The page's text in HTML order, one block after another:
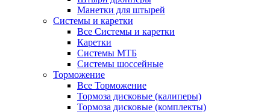
Манетки для штырей
Системы и каретки
Все Системы и каретки
Каретки
Системы МТБ
Системы шоссейные
Торможение
Все Торможение
Тормоза дисковые (калиперы)
Тормоза дисковые (комплекты)